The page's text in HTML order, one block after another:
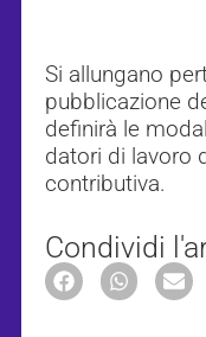
Si allungano
pubblicazione
definirà le
datori di lavoro
contributiva.
Condividi